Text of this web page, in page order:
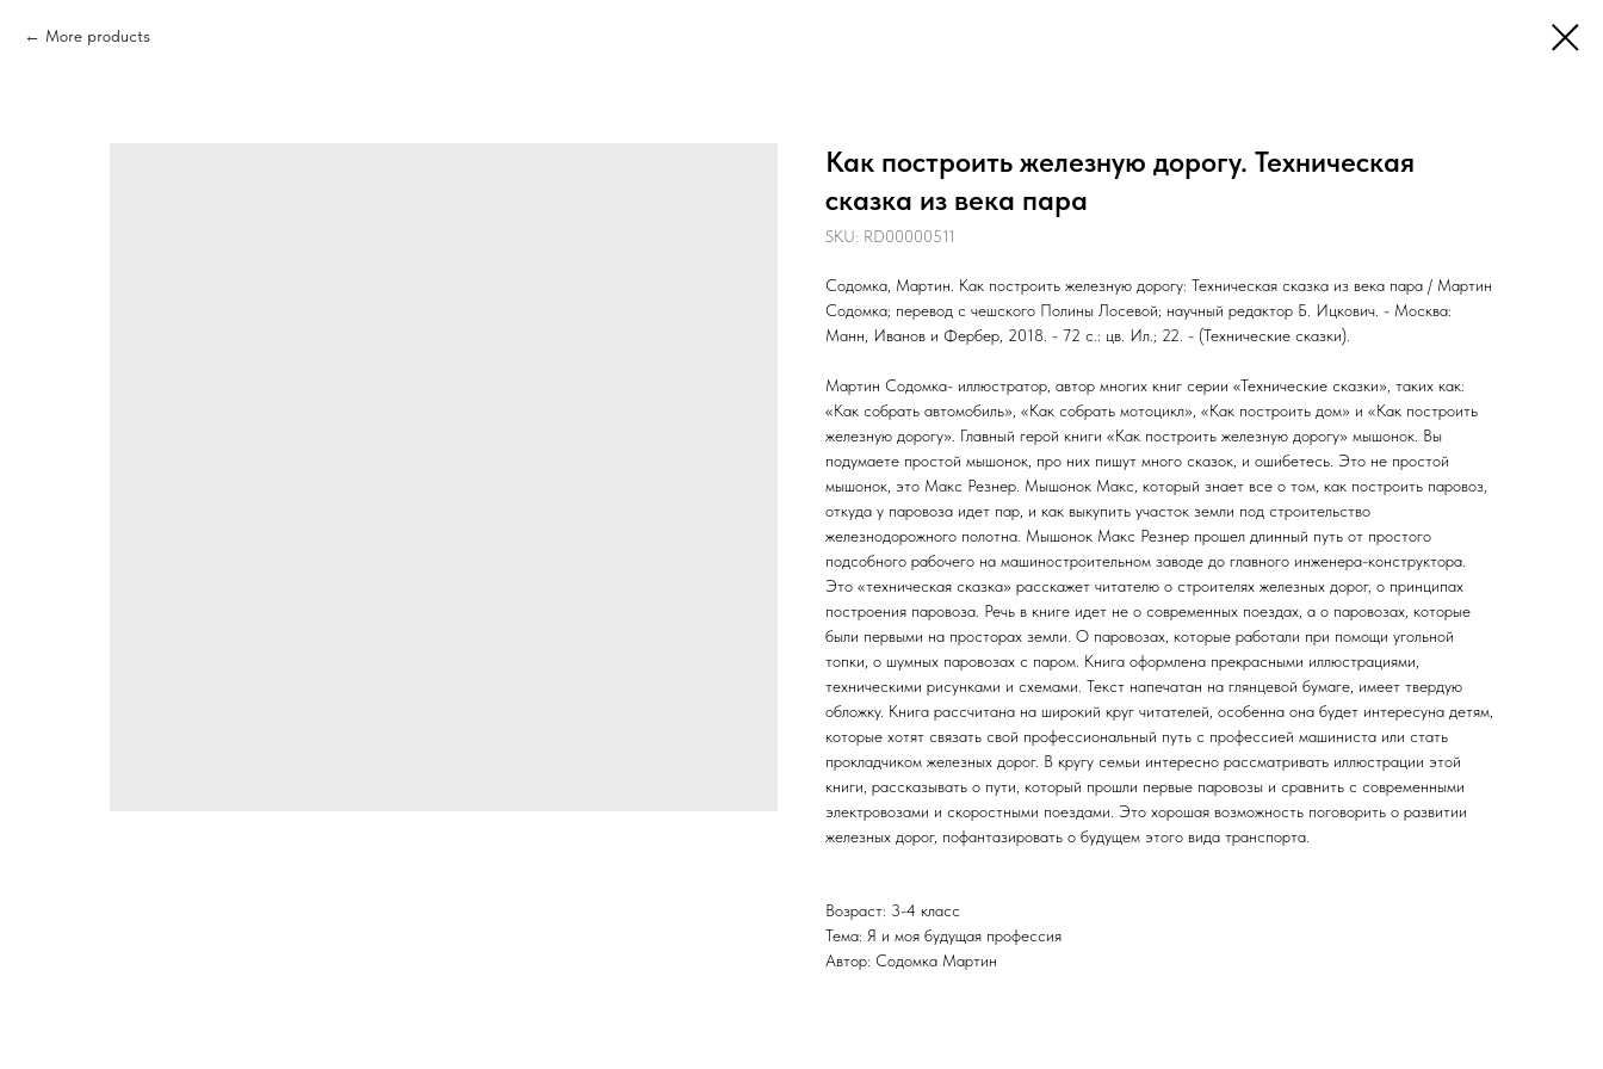
More products
Как построить железную дорогу. Техническая
сказка из века пара
SKU: RD00000511
Содомка, Мартин. Как построить железную дорогу: Техническая сказка из века пара / Мартин
Содомка; перевод с чешского Полины Лосевой; научный редактор Б. Ицкович. - Москва:
Манн, Иванов и Фербер, 2018. - 72 с.: цв. Ил.; 22. - (Технические сказки).
Мартин Содомка- иллюстратор, автор многих книг серии «Технические сказки», таких как:
«Как собрать автомобиль», «Как собрать мотоцикл», «Как построить дом» и «Как построить
железную дорогу». Главный герой книги «Как построить железную дорогу» мышонок. Вы
подумаете простой мышонок, про них пишут много сказок, и ошибетесь. Это не простой
мышонок, это Макс Резнер. Мышонок Макс, который знает все о том, как построить паровоз,
откуда у паровоза идет пар, и как выкупить участок земли под строительство
железнодорожного полотна. Мышонок Макс Резнер прошел длинный путь от простого
подсобного рабочего на машиностроительном заводе до главного инженера-конструктора.
Это «техническая сказка» расскажет читателю о строителях железных дорог, о принципах
построения паровоза. Речь в книге идет не о современных поездах, а о паровозах, которые
были первыми на просторах земли. О паровозах, которые работали при помощи угольной
топки, о шумных паровозах с паром. Книга оформлена прекрасными иллюстрациями,
техническими рисунками и схемами. Текст напечатан на глянцевой бумаге, имеет твердую
обложку. Книга рассчитана на широкий круг читателей, особенна она будет интересуна детям,
которые хотят связать свой профессиональный путь с профессией машиниста или стать
прокладчиком железных дорог. В кругу семьи интересно рассматривать иллюстрации этой
книги, рассказывать о пути, который прошли первые паровозы и сравнить с современными
электровозами и скоростными поездами. Это хорошая возможность поговорить о развитии
железных дорог, пофантазировать о будущем этого вида транспорта.
Возраст: 3-4 класс
Тема: Я и моя будущая профессия
Автор: Содомка Мартин